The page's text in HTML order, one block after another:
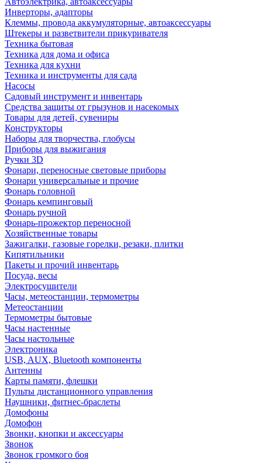
Инверторы, адапторы
Клеммы, провода аккумуляторные, автоаксессуары
Штекеры и разветвители прикуривателя
Техника бытовая
Техника для дома и офиса
Техника для кухни
Техника и инструменты для сада
Насосы
Садовый инструмент и инвентарь
Средства защиты от грызунов и насекомых
Товары для детей, сувениры
Конструкторы
Наборы для творчества, глобусы
Приборы для выжигания
Ручки 3D
Фонари, переносные световые приборы
Фонари универсальные и прочие
Фонарь головной
Фонарь кемпинговый
Фонарь ручной
Фонарь-прожектор переносной
Хозяйственные товары
Зажигалки, газовые горелки, резаки, плитки
Кипятильники
Пакеты и прочий инвентарь
Посуда, весы
Электросушители
Часы, метеостанции, термометры
Метеостанции
Термометры бытовые
Часы настенные
Часы настольные
Электроника
USB, AUX, Bluetooth компоненты
Антенны
Карты памяти, флешки
Пульты дистанционного управления
Наушники, фитнес-браслеты
Домофоны
Домофон
Звонки, кнопки и аксессуары
Звонок
Звонок громкого боя